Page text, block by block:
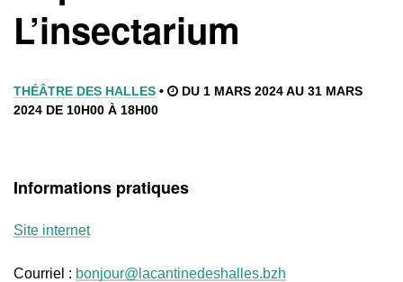
L’insectarium
THÉÂTRE DES HALLES •
DU 1 MARS 2024 AU 31 MARS
2024 DE 10H00 À 18H00
Informations pratiques
Site internet
Courriel : bonjour@lacantinedeshalles.bzh